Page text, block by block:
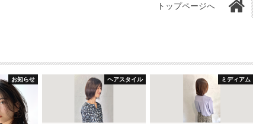
トップページへ
お知らせ ヘアスタイル ミディアム